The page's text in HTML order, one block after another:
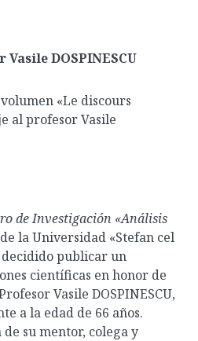
DOSPINESCU
«Le discours
al profesor Vasile
de Investigación «Análisis
de la Universidad «Stefan cel
decidido publicar un
científicas en honor de
Vasile DOSPINESCU,
a la edad de 66 años.
su mentor, colega y